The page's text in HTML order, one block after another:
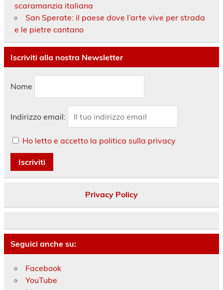
scaramanzia italiana
San Sperate: il paese dove l’arte vive per strada
e le pietre cantano
Iscriviti alla nostra Newsletter
Nome
Indirizzo email:
Ho letto e accetto la politica sulla privacy
Privacy Policy
Seguici anche su:
Facebook
YouTube